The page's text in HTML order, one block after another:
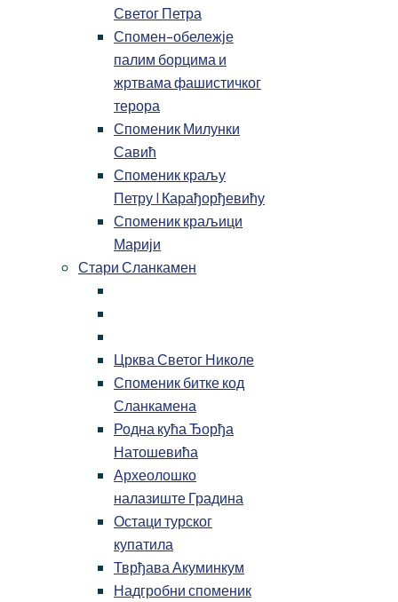
Светог Петра
Спомен-обележје
палим борцима и
жртвама фашистичког
терора
Споменик Милунки
Савић
Споменик краљу
Петру I Карађорђевићу
Споменик краљици
Марији
Стари Сланкамен
Црква Светог Николе
Споменик битке код
Сланкамена
Родна кућа Ђорђа
Натошевића
Археолошко
налазиште Градина
Остаци турског
купатила
Тврђава Акуминкум
Надгробни споменик